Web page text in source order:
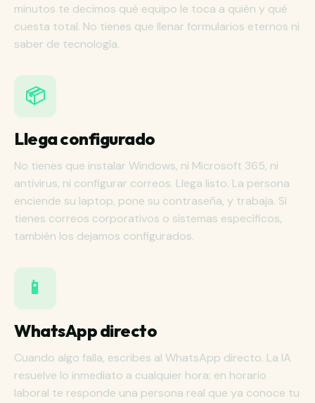
minutos te decimos qué equipo le toca a quién y qué
cuesta total. No tienes que llenar formularios eternos ni
saber de tecnología.
📦
Llega configurado
No tienes que instalar Windows, ni Microsoft 365, ni
antivirus, ni configurar correos. Llega listo. La persona
enciende su laptop, pone su contraseña, y trabaja. Si
tienes correos corporativos o sistemas específicos,
también los dejamos configurados.
📱
WhatsApp directo
Cuando algo falla, escribes al WhatsApp directo. La IA
resuelve lo inmediato a cualquier hora; en horario
laboral te responde una persona real que ya conoce tu